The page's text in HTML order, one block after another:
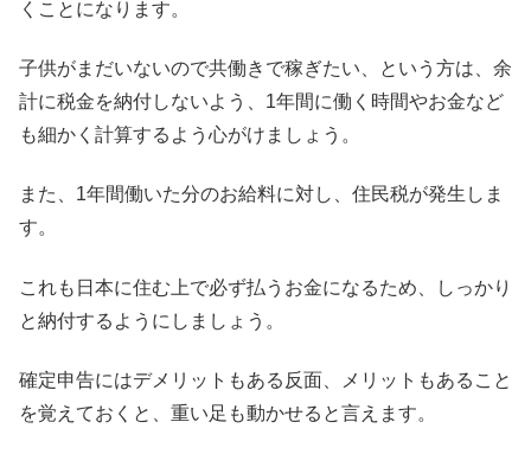
くことになります。
子供がまだいないので共働きで稼ぎたい、という方は、余
計に税金を納付しないよう、1年間に働く時間やお金など
も細かく計算するよう心がけましょう。
また、1年間働いた分のお給料に対し、住民税が発生しま
す。
これも日本に住む上で必ず払うお金になるため、しっかり
と納付するようにしましょう。
確定申告にはデメリットもある反面、メリットもあること
を覚えておくと、重い足も動かせると言えます。